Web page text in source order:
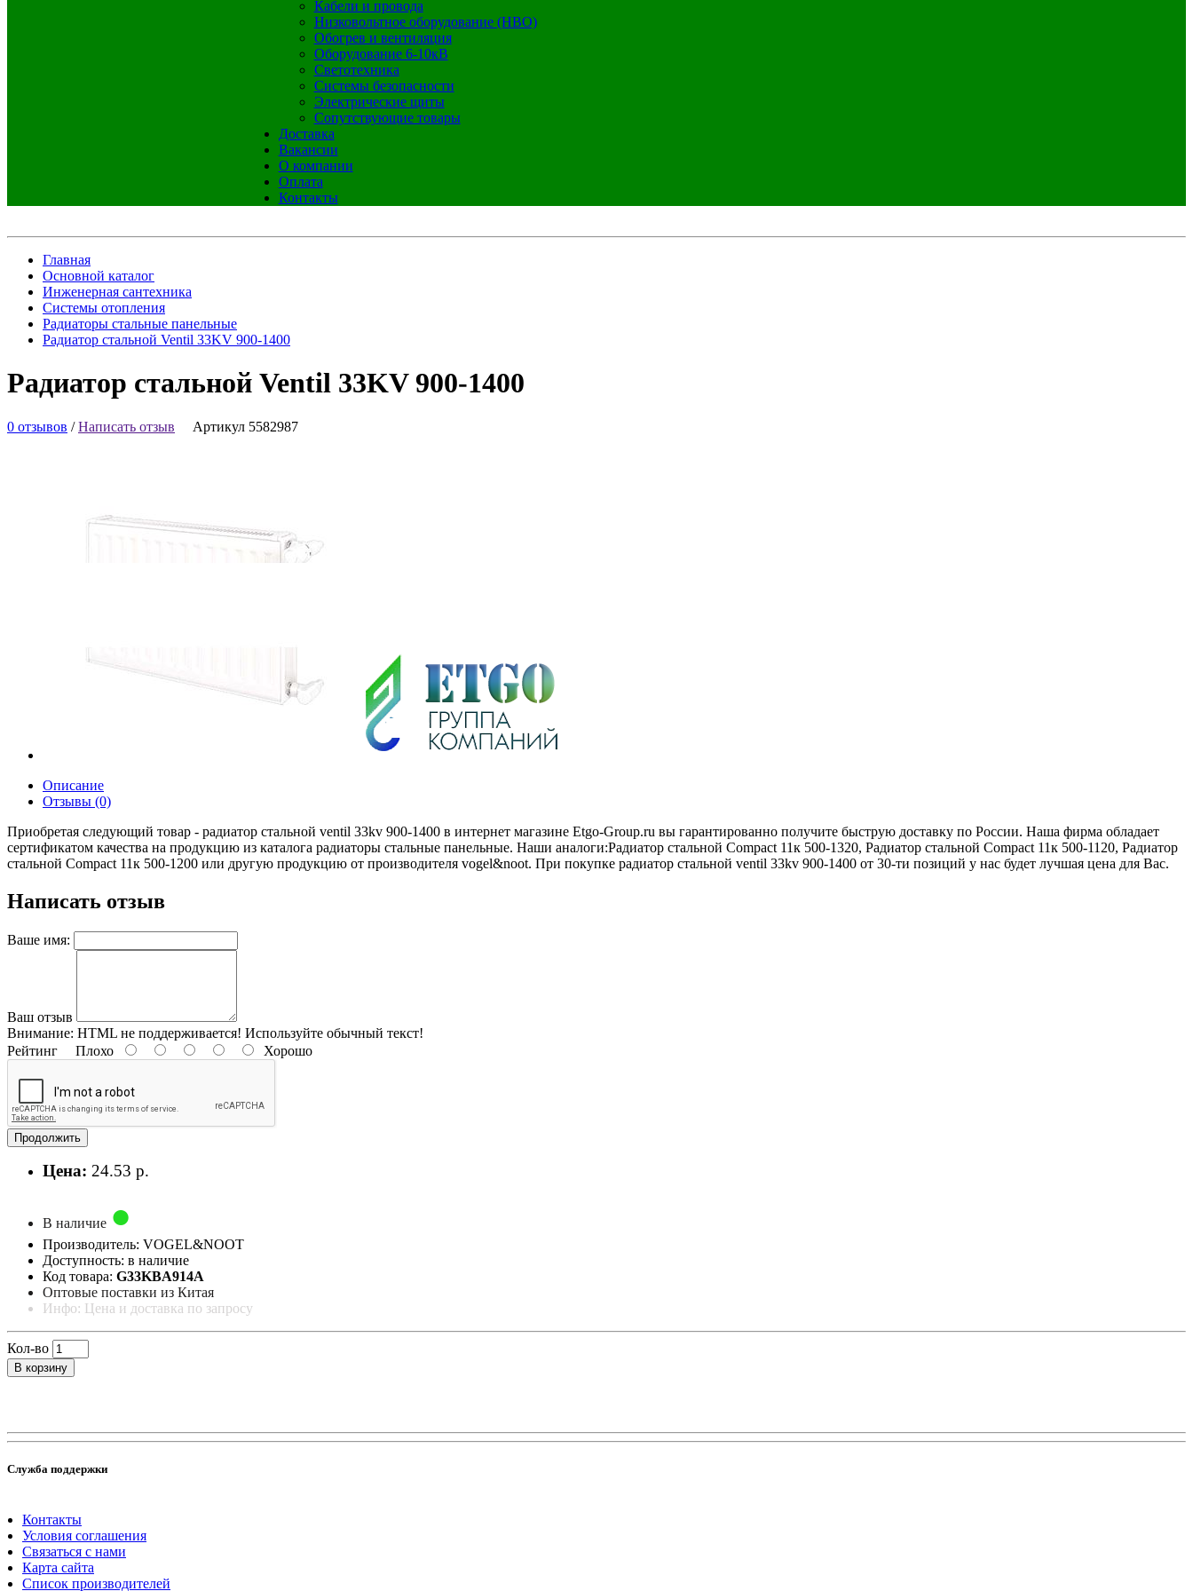
Кабели и провода
Низковольтное оборудование (НВО)
Обогрев и вентиляция
Оборудование 6-10кВ
Светотехника
Системы безопасности
Электрические щиты
Сопутствующие товары
Доставка
Вакансии
О компании
Оплата
Контакты
Главная
Основной каталог
Инженерная сантехника
Системы отопления
Радиаторы стальные панельные
Радиатор стальной Ventil 33KV 900-1400
Радиатор стальной Ventil 33KV 900-1400
0 отзывов /Написать отзыв Артикул 5582987
Описание
Отзывы (0)
Приобретая следующий товар - радиатор стальной ventil 33kv 900-1400 в интернет магазине Etgo-Group.ru вы гарантированно получите быструю доставку по России. Наша фирма обладает
сертификатом качества на продукцию из каталога радиаторы стальные панельные. Наши аналоги:Радиатор стальной Compact 11к 500-1320, Радиатор стальной Compact 11к 500-1120, Радиатор
стальной Compact 11к 500-1200 или другую продукцию от производителя vogel&noot. При покупке радиатор стальной ventil 33kv 900-1400 от 30-ти позиций у нас будет лучшая цена для Вас.
Написать отзыв
Ваше имя:
Ваш отзыв
Внимание: HTML не поддерживается! Используйте обычный текст!
Рейтинг Плохо Хорошо
Продолжить
Цена: 24.53 р.
В наличие
Производитель: VOGEL&NOOT
Доступность: в наличие
Код товара: G33KBA914A
Оптовые поставки из Китая
Инфо: Цена и доставка по запросу
Кол-во
В корзину
Служба поддержки
Контакты
Условия соглашения
Связаться с нами
Карта сайта
Список производителей